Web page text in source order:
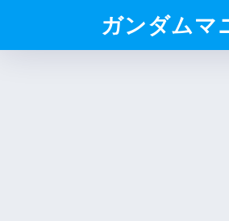
ガンダムマ